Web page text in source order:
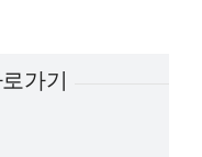
가기